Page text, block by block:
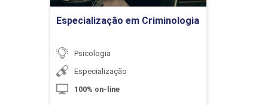
10h
Os Pioneiros da Psicologia Cognitiva
Especialização em Criminologia
Psicologia
Especialização
100% on-line